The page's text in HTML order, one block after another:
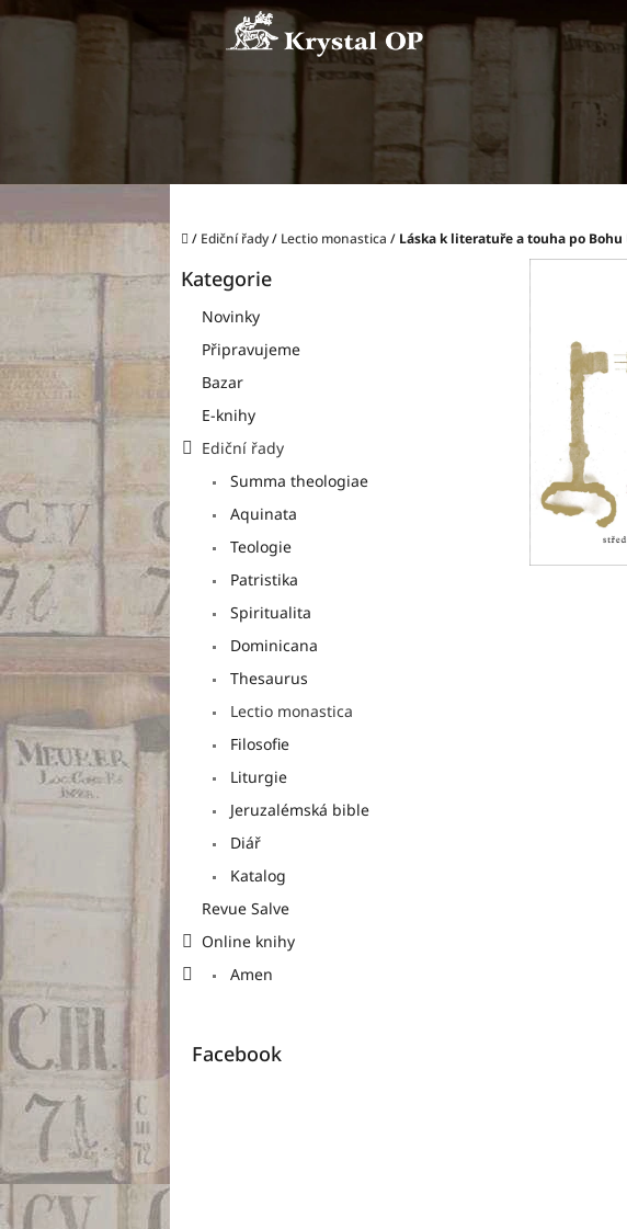
Domů
/ Ediční řady / Lectio monastica / Láska k literatuře a touha po Bohu
o
r
a
n
n
a
e
l
Přeskočit
Kategorie
Novinky
Připravujeme
Bazar
E-knihy
Ediční řady
Summa theologiae
Aquinata
Teologie
Patristika
Spiritualita
Dominicana
Thesaurus
Lectio monastica
Filosofie
Liturgie
Jeruzalémská bible
Diář
Katalog
Revue Salve
Online knihy
Amen
Facebook